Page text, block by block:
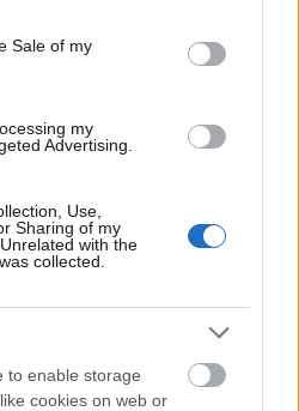
purposes in below Google
Sale of my
my
Advertising.
Use,
Sharing of my
with the
collected.
to enable storage
cookies on web or
nem felemelő
ülését a Tomcsa
próbára tette az